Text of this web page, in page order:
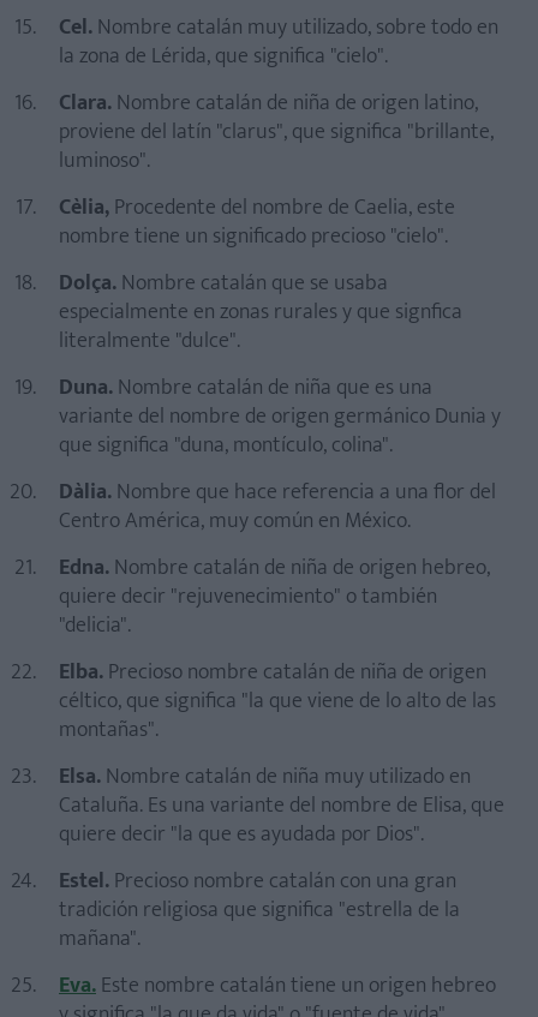
Cel.Nombre catalán muy utilizado, sobre todo en
la zona de Lérida, que significa "cielo".
Clara.Nombre catalán de niña de origen latino,
proviene del latín "clarus", que significa "brillante,
luminoso".
Cèlia,Procedente del nombre de Caelia, este
nombre tiene un significado precioso "cielo".
Dolça.Nombre catalán que se usaba
especialmente en zonas rurales y que signfica
literalmente "dulce".
Duna.Nombre catalán de niña que es una
variante del nombre de origen germánico Dunia y
que significa "duna, montículo, colina".
Dàlia.Nombre que hace referencia a una flor del
Centro América, muy común en México.
Edna.Nombre catalán de niña de origen hebreo,
quiere decir "rejuvenecimiento" o también
"delicia".
Elba.Precioso nombre catalán de niña de origen
céltico, que significa "la que viene de lo alto de las
montañas".
Elsa.Nombre catalán de niña muy utilizado en
Cataluña. Es una variante del nombre de Elisa, que
quiere decir "la que es ayudada por Dios".
Estel.Precioso nombre catalán con una gran
tradición religiosa que significa "estrella de la
mañana".
Eva.Este nombre catalán tiene un origen hebreo